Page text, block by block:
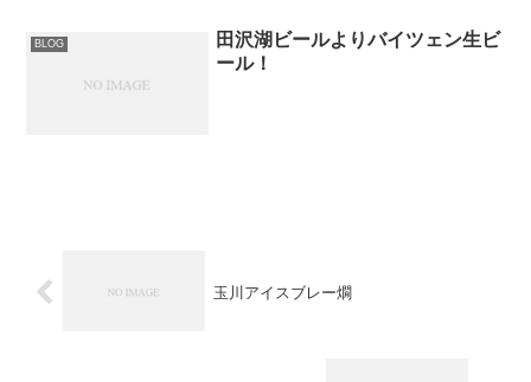
BLOG
田沢湖ビールよりバイツェン生ビ
ール！
玉川アイスブレー燗